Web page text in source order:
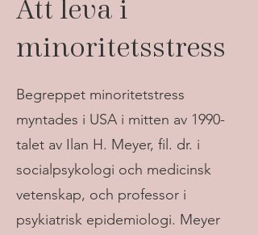
Att leva i
minoritetsstress
Begreppet minoritetstress
myntades i USA i mitten av 1990-
talet av Ilan H. Meyer, fil. dr. i
socialpsykologi och medicinsk
vetenskap, och professor i
psykiatrisk epidemiologi. Meyer